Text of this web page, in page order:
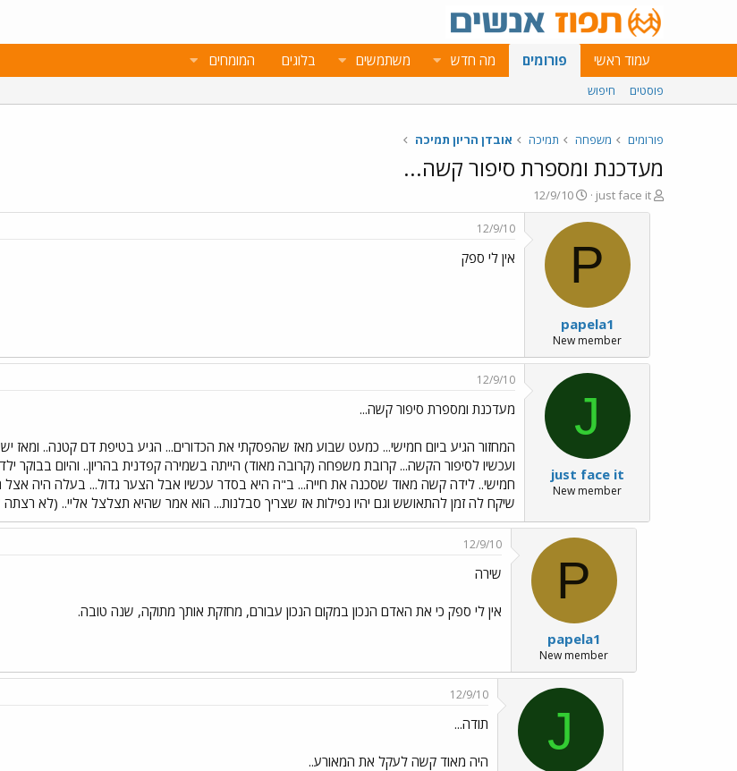
עמוד ראשי פורומים מה חדש משתמשים בלוגים המומחים
פוסטים חיפוש
פורומים משפחה תמיכה אובדן הריון תמיכה
מעדכנת ומספרת סיפור קשה...
פ
ו
just face it
פ
ו
ר
א
ר
י
ך
12/9/10
P
papela1
New member
12/9/10
אין לי ספק
J
just face it
New member
12/9/10
מעדכנת ומספרת סיפור קשה...
המחזור הגיע ביום חמישי... כמעט שבוע מאז שהפסקתי את הכדורים... הגיע בטיפת דם קטנה.. ומאז
חמישי.. לידה קשה מאוד שסכנה את חייה... ב"ה היא בסדר עכשיו אבל הצער גדול... בעלה היה אצל
שיקח לה זמן להתאושש וגם יהיו נפילות אז שצריך סבלנות... הוא אמר שהיא תצלצל אליי.. (לא
P
papela1
New member
12/9/10
שירה
אין לי ספק כי את האדם הנכון במקום הנכון עבורם, מחזקת אותך מתוקה, שנה טובה.
J
12/9/10
תודה...
היה מאוד קשה לעקל את המאורע..